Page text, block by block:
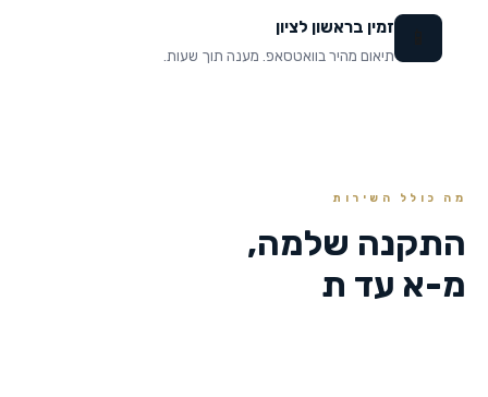
זמין בראשון לציון
תיאום מהיר בוואטסאפ. מענה תוך שעות.
מה כולל השירות
התקנה שלמה,
מ-א עד ת